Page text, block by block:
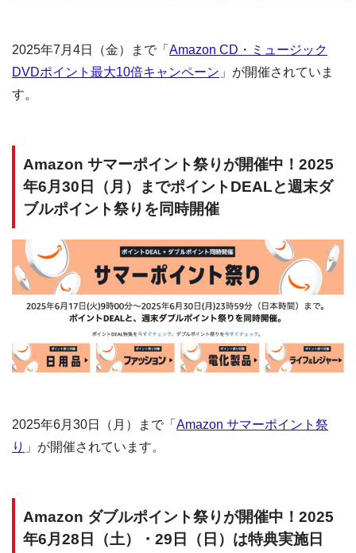
2025年7月4日（金）まで「 Amazon CD・ミュージック
DVDポイント最大10倍キャンペーン 」が開催されていま
す。
Amazon サマーポイント祭りが開催中！2025
年6月30日（月）までポイントDEALと週末ダ
ブルポイント祭りを同時開催
2025年6月30日（月）まで「 Amazon サマーポイント祭
り 」が開催されています。
Amazon ダブルポイント祭りが開催中！2025
年6月28日（土）・29日（日）は特典実施日